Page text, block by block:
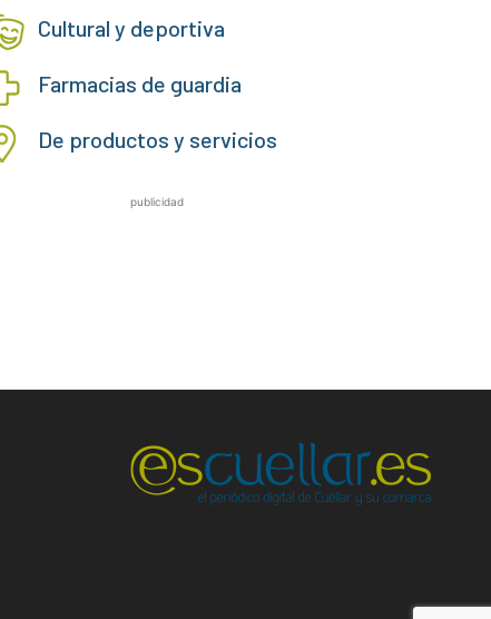
Cultural y deportiva
Farmacias de guardia
De productos y servicios
publicidad